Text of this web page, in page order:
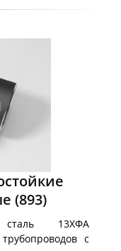
(893)
сталь 13ХФА
с